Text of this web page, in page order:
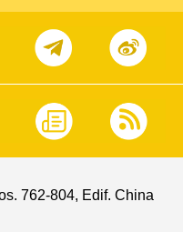
762-804, Edif. China